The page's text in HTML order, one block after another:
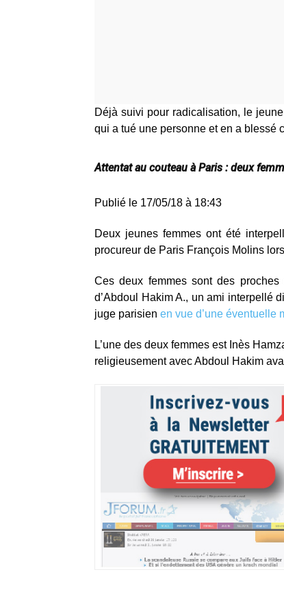
Déjà suivi pour radicalisation, le
qui a tué une personne et en a blessé
Attentat au couteau à Paris : deux
Publié le 17/05/18 à 18:43
Deux jeunes femmes ont été
procureur de Paris François Molins
Ces deux femmes sont des proches
d’Abdoul Hakim A., un ami interpellé
juge parisien en vue d’une éventuelle
L’une des deux femmes est Inès
religieusement avec Abdoul Hakim